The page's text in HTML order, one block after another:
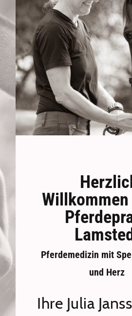
Pferdemedizin mit
und Herz
Ihre Julia